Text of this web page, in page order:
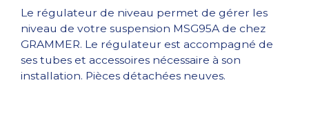
Le régulateur de niveau permet de gérer les
niveau de votre suspension MSG95A de chez
GRAMMER. Le régulateur est accompagné de
ses tubes et accessoires nécessaire à son
installation. Pièces détachées neuves.